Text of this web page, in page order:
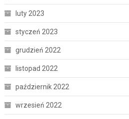
luty 2023
styczeń 2023
grudzień 2022
listopad 2022
październik 2022
wrzesień 2022